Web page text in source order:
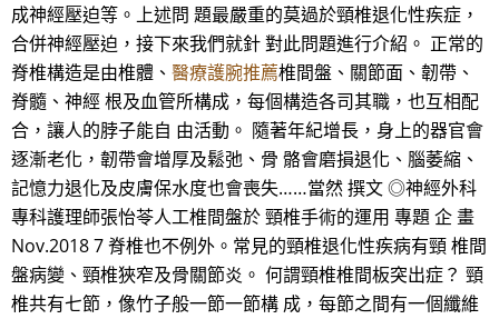
成神經壓迫等。上述問 題最嚴重的莫過於頸椎退化性疾症，
合併神經壓迫，接下來我們就針 對此問題進行介紹。 正常的
脊椎構造是由椎體、 醫療護腕推薦椎間盤、關節面、韌帶、
脊髓、神經 根及血管所構成，每個構造各司其職，也互相配
合，讓人的脖子能自 由活動。 隨著年紀增長，身上的器官會
逐漸老化，韌帶會增厚及鬆弛、骨 骼會磨損退化、腦萎縮、
記憶力退化及皮膚保水度也會喪失……當然 撰文 ◎神經外科
專科護理師張怡苓人工椎間盤於 頸椎手術的運用 專題 企 畫
Nov.2018 7 脊椎也不例外。常見的頸椎退化性疾病有頸 椎間
盤病變、頸椎狹窄及骨關節炎。 何謂頸椎椎間板突出症？ 頸
椎共有七節，像竹子般一節一節構 成，每節之間有一個纖維